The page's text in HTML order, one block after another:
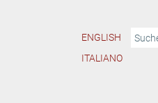
ENGLISH
ITALIANO